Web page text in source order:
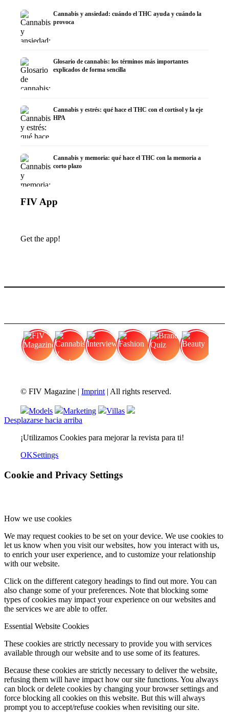
Cannabis y ansiedad: cuándo el THC ayuda y cuándo la
provoca
Glosario de cannabis: los términos más importantes
explicados de forma sencilla
Cannabis y estrés: qué hace el THC con el cortisol y la eje
HPA
Cannabis y memoria: qué hace el THC con la memoria a
corto plazo
FIV App
Get the app!
© FIV Magazine |Imprint | All rights reserved.
Models Marketing
Villas
Desplazarse hacia arriba
¡Utilizamos Cookies para mejorar la revista para ti!
OKSettings
Cookie and Privacy Settings
How we use cookies
We may request cookies to be set on your device. We use cookies to
let us know when you visit our websites, how you interact with us,
to enrich your user experience, and to customize your relationship
with our website.
Click on the different category headings to find out more. You can
also change some of your preferences. Note that blocking some
types of cookies may impact your experience on our websites and
the services we are able to offer.
Essential Website Cookies
These cookies are strictly necessary to provide you with services
available through our website and to use some of its features.
Because these cookies are strictly necessary to deliver the website,
refusing them will have impact how our site functions. You always
can block or delete cookies by changing your browser settings and
force blocking all cookies on this website. But this will always
prompt you to accept/refuse cookies when revisiting our site.